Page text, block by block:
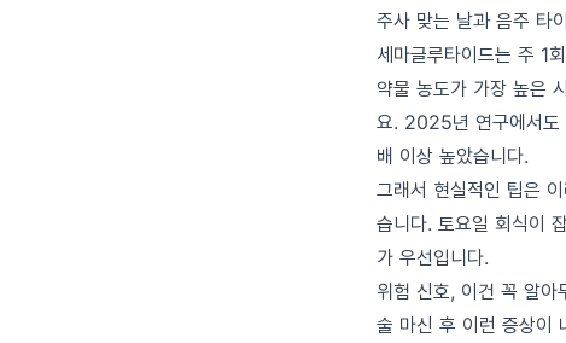
주사 맞는 날과 음주 타
세마글루타이드는 주 1
약물 농도가 가장 높은
요. 2025년 연구에서도
배 이상 높았습니다.
그래서 현실적인 팁은
습니다. 토요일 회식이
가 우선입니다.
위험 신호, 이건 꼭 알아
술 마신 후 이런 증상이